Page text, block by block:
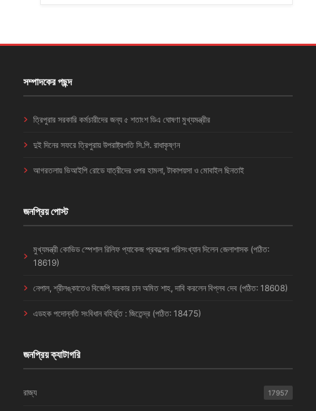
সম্পাদকের পছন্দ
ত্রিপুরার সরকারি কর্মচারীদের জন্য ৫ শতাংশ ডিএ ঘোষণা মুখ্যমন্ত্রীর
দুই দিনের সফরে ত্রিপুরায় উপরাষ্ট্রপতি সি.পি. রাধাকৃষ্ণন
আগরতলায় ভিআইপি রোডে যাত্রীদের ওপর হামলা, টাকাপয়সা ও মোবাইল ছিনতাই
জনপ্রিয় পোস্ট
মুখ্যমন্ত্রী কোভিড স্পেশাল রিলিফ প্যাকেজ প্রকল্পের পরিসংখ্যান দিলেন জেলাশাসক (পঠিত:
18619)
নেপাল, শ্রীলঙ্কাতেও বিজেপি সরকার চান অমিত শাহ, দাবি করলেন বিপ্লব দেব (পঠিত: 18608)
এডহক পদোন্নতি সংবিধান বহির্ভূত : জিতেন্দ্র (পঠিত: 18475)
জনপ্রিয় ক্যাটাগরি
রাজ্য 17957